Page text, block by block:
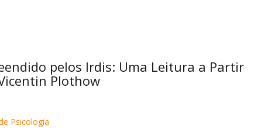
pelos Irdis: Uma Leitura a Partir
Plothow
Psicologia